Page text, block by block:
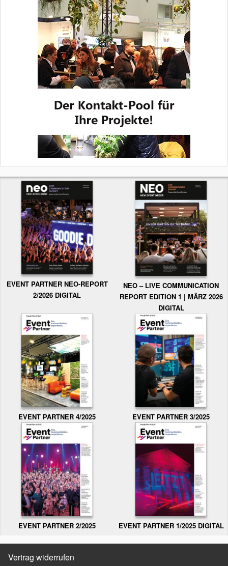
EVENT PARTNER NEO-REPORT
2/2026 DIGITAL
NEO – LIVE COMMUNICATION
REPORT EDITION 1 | MÄRZ 2026
DIGITAL
EVENT PARTNER 4/2025 EVENT PARTNER 3/2025
EVENT PARTNER 2/2025 EVENT PARTNER 1/2025 DIGITAL
Vertrag widerrufen